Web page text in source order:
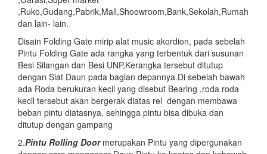
,Ruko,Gudang,Pabrik,Mall,Shoowroom,Bank,Sekolah,Rumah
dan lain- lain.
Disain Folding Gate mirip alat music akordion, pada sebelah
Pintu Folding Gate ada rangka yang terbentuk dari susunan
Besi Silangan dan Besi UNP,Kerangka tersebut ditutup
dengan Slat Daun pada bagian depannya.Di sebelah bawah
ada Roda berukuran kecil yang disebut Bearing ,roda roda
kecil tersebut akan bergerak diatas rel dengan membawa
beban pintu diatasnya, sehingga pintu bisa dibuka dan
ditutup dengan gampang
2.Pintu Rolling Doormerupakan Pintu yang dipergunakan